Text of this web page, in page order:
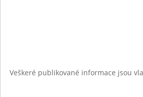
Veškeré publikované informace jsou